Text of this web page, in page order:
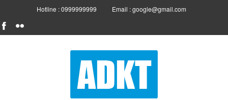
Hotline : 0999999999 Email : google@gmail.com